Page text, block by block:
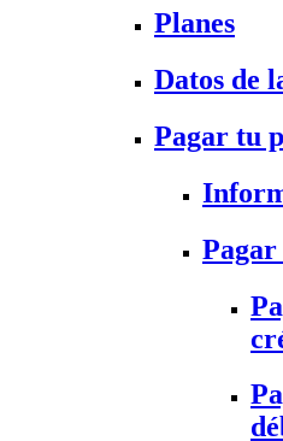
Planes
Datos de
Pagar tu